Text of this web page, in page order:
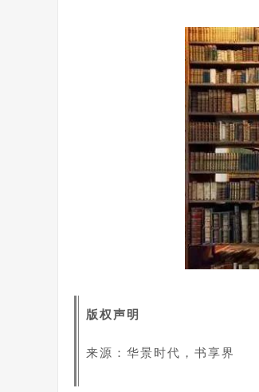
版权声明
来源：华景时代，书享界